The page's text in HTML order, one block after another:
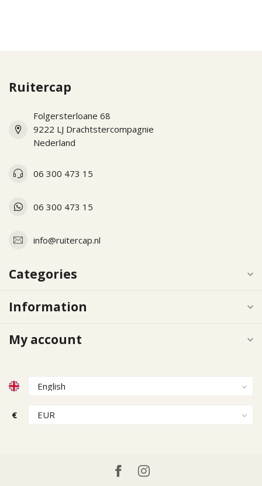
Ruitercap
Folgersterloane 68
9222 LJ Drachtstercompagnie
Nederland
06 300 473 15
06 300 473 15
info@ruitercap.nl
Categories
Information
My account
€